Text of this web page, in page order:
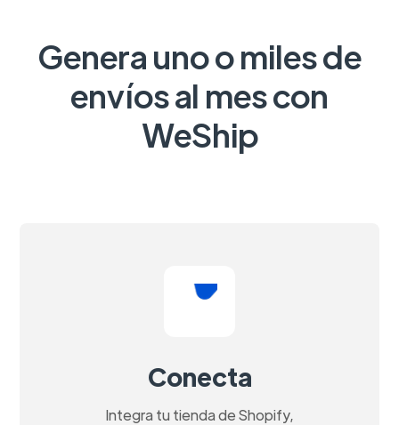
Genera uno o miles de
envíos al mes con
WeShip
Conecta
Integra tu tienda de Shopify,